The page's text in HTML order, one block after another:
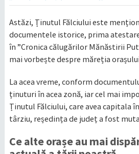
Astăzi, Ținutul Fălciului este
documentele istorice, prima
în ”Cronica călugărilor Mănăstirii
mai vorbește despre măreția
La acea vreme, conform
ținuturi în acea zonă, iar cel mai
Ținutul Fălciului, care avea capitala
târziu, reședința de județ a fost
Ce alte orașe au mai